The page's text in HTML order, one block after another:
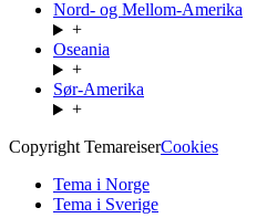
Nord- og Mellom-Amerika
+
Oseania
+
Sør-Amerika
+
Copyright TemareiserCookies
Tema i Norge
Tema i Sverige